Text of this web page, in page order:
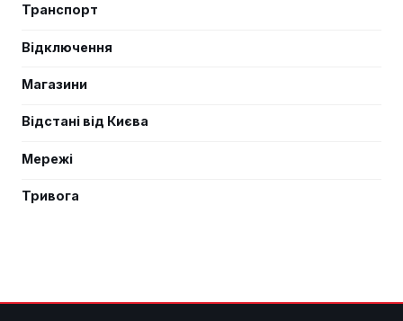
Транспорт
Відключення
Магазини
Відстані від Києва
Мережі
Тривога